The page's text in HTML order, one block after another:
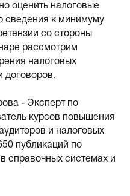
оценить налоговые
сведения к минимуму
со стороны
рассмотрим
налоговых
договоров.
- Эксперт по
курсов повышения
и налоговых
публикаций по
справочных системах и